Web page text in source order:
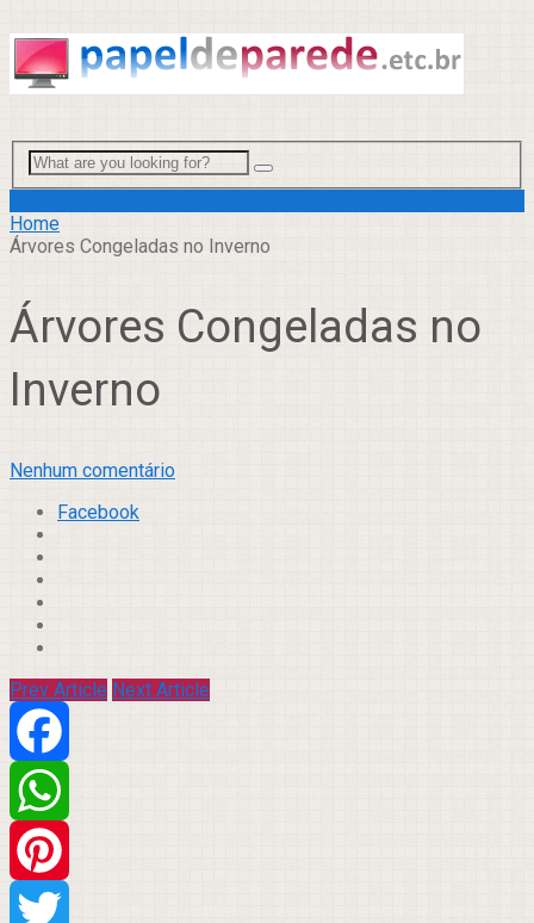
Home
Árvores Congeladas no Inverno
Árvores Congeladas no
Inverno
Nenhum comentário
Facebook
Prev Article Next Article
Facebook
WhatsApp
Pinterest